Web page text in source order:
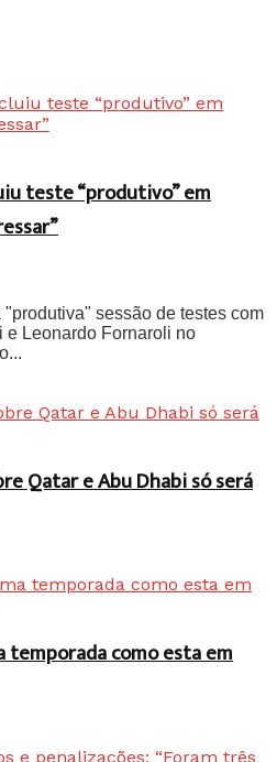
teste “produtivo” em
sessão de testes com
e Leonardo Fornaroli no
Qatar e Abu Dhabi só será
temporada como esta em